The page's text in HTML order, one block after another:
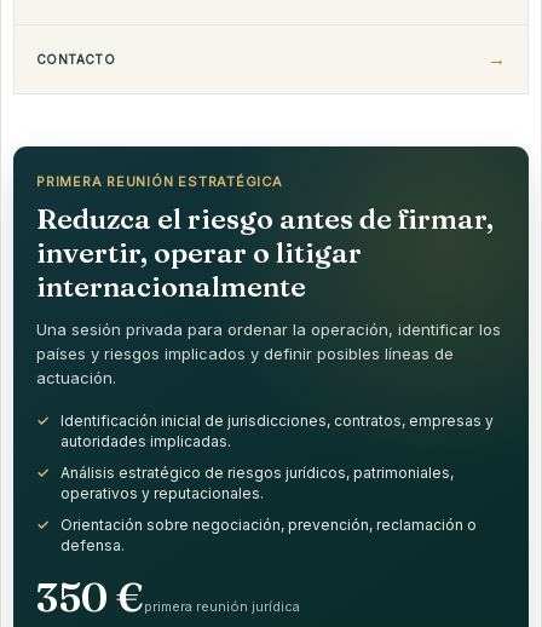
CONTACTO
PRIMERA REUNIÓN ESTRATÉGICA
Reduzca el riesgo antes de firmar,
invertir, operar o litigar
internacionalmente
Una sesión privada para ordenar la operación, identificar los
países y riesgos implicados y definir posibles líneas de
actuación.
Identificación inicial de jurisdicciones, contratos, empresas y
autoridades implicadas.
Análisis estratégico de riesgos jurídicos, patrimoniales,
operativos y reputacionales.
Orientación sobre negociación, prevención, reclamación o
defensa.
350 €primera reunión jurídica